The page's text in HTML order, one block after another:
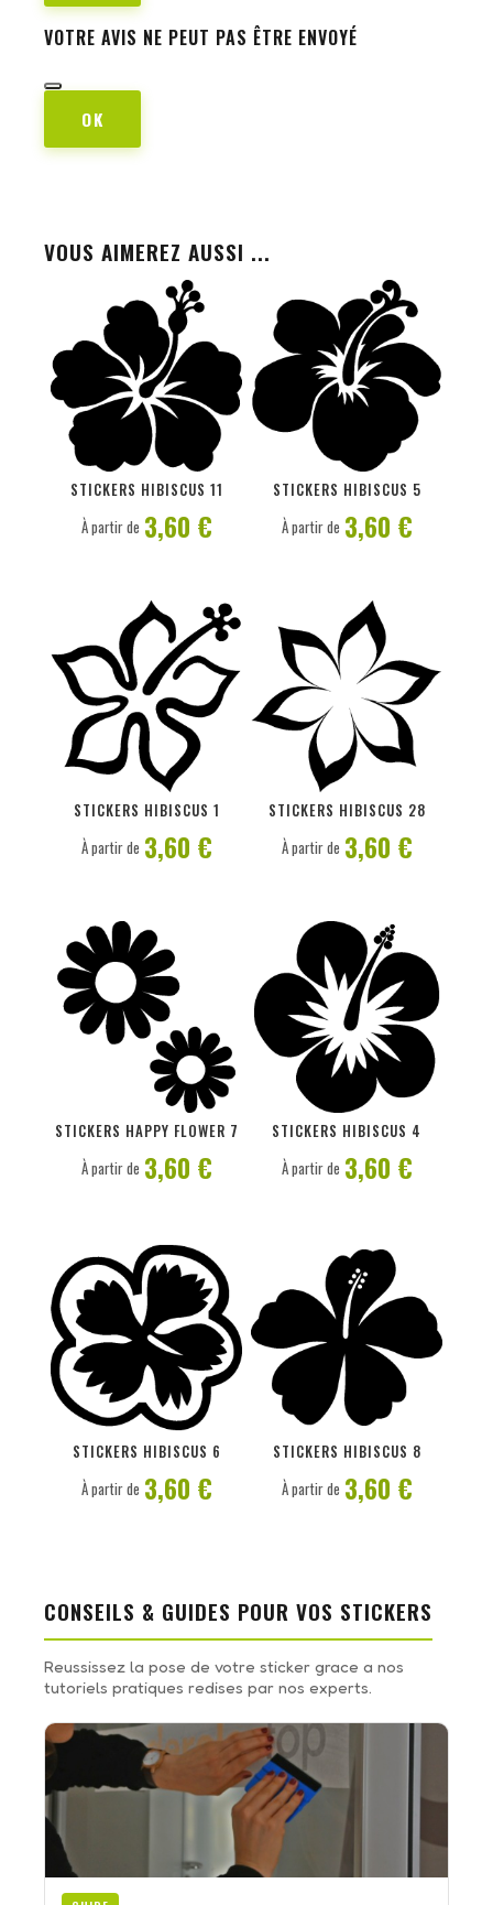
VOTRE AVIS NE PEUT PAS ÊTRE ENVOYÉ
OK
VOUS AIMEREZ AUSSI ...
STICKERS HIBISCUS 11
PERSONNALISER
À partir de 3,60 €
STICKERS HIBISCUS 5
PERSONNALISER
À partir de 3,60 €
STICKERS HIBISCUS 1
PERSONNALISER
À partir de 3,60 €
STICKERS HIBISCUS 28
PERSONNALISER
À partir de 3,60 €
STICKERS HAPPY FLOWER 7
PERSONNALISER
À partir de 3,60 €
STICKERS HIBISCUS 4
PERSONNALISER
À partir de 3,60 €
STICKERS HIBISCUS 6
PERSONNALISER
À partir de 3,60 €
STICKERS HIBISCUS 8
PERSONNALISER
À partir de 3,60 €
CONSEILS & GUIDES POUR VOS STICKERS
Reussissez la pose de votre sticker grace a nos
tutoriels pratiques redises par nos experts.